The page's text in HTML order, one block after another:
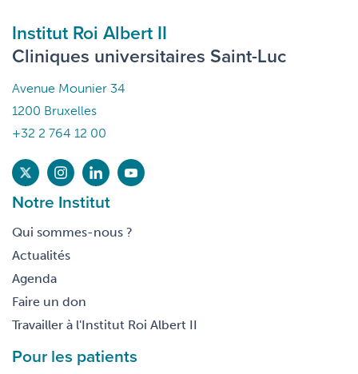
Institut Roi Albert II
Cliniques universitaires Saint-Luc
Avenue Mounier 34
1200 Bruxelles
+32 2 764 12 00
Notre Institut
Qui sommes-nous ?
Actualités
Agenda
Faire un don
Travailler à l'Institut Roi Albert II
Pour les patients